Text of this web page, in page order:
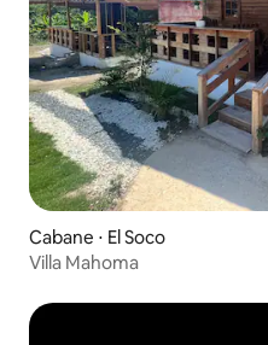
Cabane ⋅ El Soco
Villa Mahoma